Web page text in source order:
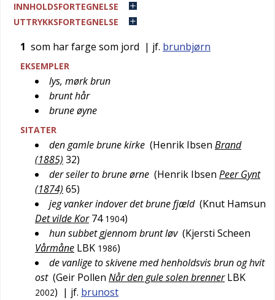
INNHOLDSFORTEGNELSE
UTTRYKKSFORTEGNELSE
1 som har farge som jord | jf. brunbjørn
EKSEMPLER
lys, mørk brun
brunt hår
brune øyne
SITATER
den gamle brune kirke (Henrik Ibsen Brand
(1885) 32)
der seiler to brune ørne (Henrik Ibsen Peer Gynt
(1874) 65)
jeg vanker indover det brune fjæld (Knut Hamsun
Det vilde Kor 74 1904)
hun subbet gjennom brunt løv (Kjersti Scheen
Vårmåne LBK 1986)
de vanlige to skivene med henholdsvis brun og hvit
ost (Geir Pollen Når den gule solen brenner LBK
2002) | jf. brunost